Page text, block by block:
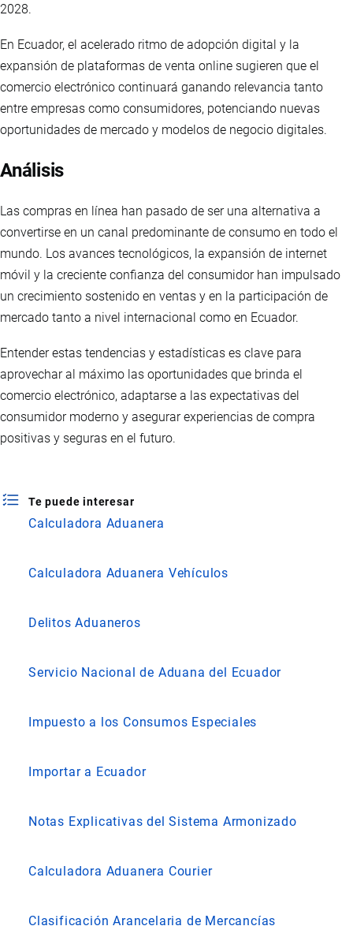
2028.
En Ecuador, el acelerado ritmo de adopción digital y la
expansión de plataformas de venta online sugieren que el
comercio electrónico continuará ganando relevancia tanto
entre empresas como consumidores, potenciando nuevas
oportunidades de mercado y modelos de negocio digitales.
Análisis
Las compras en línea han pasado de ser una alternativa a
convertirse en un canal predominante de consumo en todo el
mundo. Los avances tecnológicos, la expansión de internet
móvil y la creciente confianza del consumidor han impulsado
un crecimiento sostenido en ventas y en la participación de
mercado tanto a nivel internacional como en Ecuador.
Entender estas tendencias y estadísticas es clave para
aprovechar al máximo las oportunidades que brinda el
comercio electrónico, adaptarse a las expectativas del
consumidor moderno y asegurar experiencias de compra
positivas y seguras en el futuro.
Te puede interesar
Calculadora Aduanera
Calculadora Aduanera Vehículos
Delitos Aduaneros
Servicio Nacional de Aduana del Ecuador
Impuesto a los Consumos Especiales
Importar a Ecuador
Notas Explicativas del Sistema Armonizado
Calculadora Aduanera Courier
Clasificación Arancelaria de Mercancías